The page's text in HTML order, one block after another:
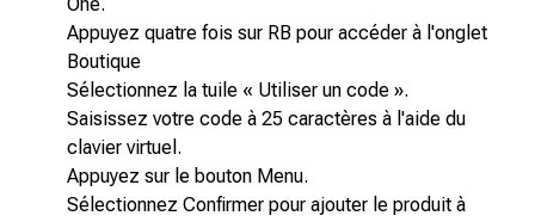
Appuyez quatre fois sur RB pour accéder à l'onglet
Boutique
Sélectionnez la tuile « Utiliser un code ».
Saisissez votre code à 25 caractères à l'aide du
clavier virtuel.
Appuyez sur le bouton Menu.
Sélectionnez Confirmer pour ajouter le produit à